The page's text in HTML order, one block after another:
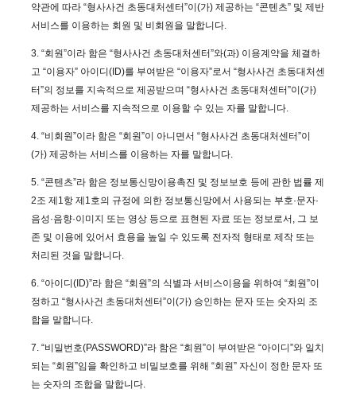
약관에 따라 “형사사건 초동대처센터”이(가) 제공하는 “콘텐츠” 및 제반
서비스를 이용하는 회원 및 비회원을 말합니다.
3. “회원”이라 함은 “형사사건 초동대처센터”와(과) 이용계약을 체결하
고 “이용자” 아이디(ID)를 부여받은 “이용자”로서 “형사사건 초동대처센
터”의 정보를 지속적으로 제공받으며 “형사사건 초동대처센터”이(가)
제공하는 서비스를 지속적으로 이용할 수 있는 자를 말합니다.
4. “비회원”이라 함은 “회원”이 아니면서 “형사사건 초동대처센터”이
(가) 제공하는 서비스를 이용하는 자를 말합니다.
5. “콘텐츠”라 함은 정보통신망이용촉진 및 정보보호 등에 관한 법률 제
2조 제1항 제1호의 규정에 의한 정보통신망에서 사용되는 부호·문자·
음성·음향·이미지 또는 영상 등으로 표현된 자료 또는 정보로서, 그 보
존 및 이용에 있어서 효용을 높일 수 있도록 전자적 형태로 제작 또는
처리된 것을 말합니다.
6. “아이디(ID)”라 함은 “회원”의 식별과 서비스이용을 위하여 “회원”이
정하고 “형사사건 초동대처센터”이(가) 승인하는 문자 또는 숫자의 조
합을 말합니다.
7. “비밀번호(PASSWORD)”라 함은 “회원”이 부여받은 “아이디”와 일치
되는 “회원”임을 확인하고 비밀보호를 위해 “회원” 자신이 정한 문자 또
는 숫자의 조합을 말합니다.